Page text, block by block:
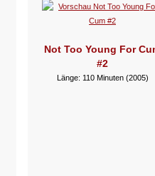
Not Too Young For
#2
Länge: 110 Minuten (2005)